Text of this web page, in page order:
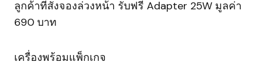
ลูกค้าที่สั่งจองล่วงหน้า รับฟรี Adapter 25W มูลค่า
690 บาท
เครื่องพร้อมแพ็กเกจ